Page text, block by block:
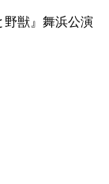
野獣』舞浜公演